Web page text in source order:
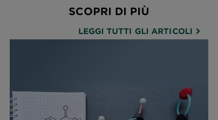
SCOPRI DI PIÙ
LEGGI TUTTI GLI ARTICOLI